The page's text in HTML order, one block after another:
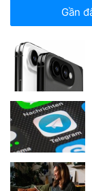
5. Thử quay
Một trong
iPhone 12 Pro
HDR. Khi chia
iPhone sẽ tự
nội dung HDR
thành video SDR.
Gần